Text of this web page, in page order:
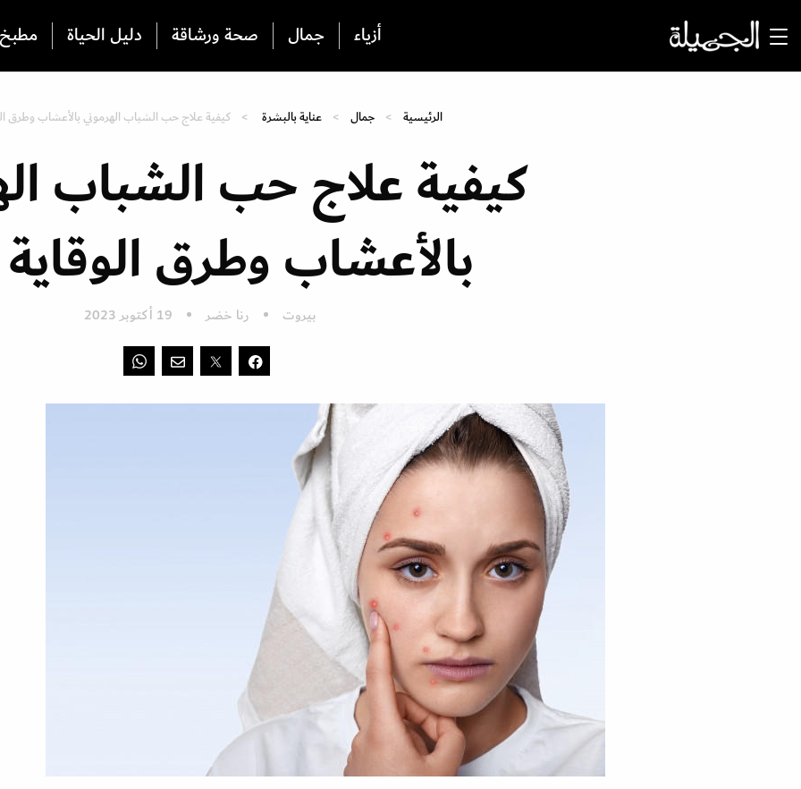
أزياء جمال صحة ورشاقة دليل الحياة مطبخ
الرئيسية جمال عناية بالبشرة كيفية علاج حب الشباب الهرموني بالأعشاب وطرق
كيفية علاج حب الشباب
بالأعشاب وطرق
بيروت رنا خضر 19 أكتوبر 2023